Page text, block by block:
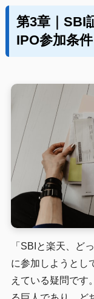
第3章｜SBI
IPO参加条
「SBIと楽天、ど
に参加しようとし
えている疑問です